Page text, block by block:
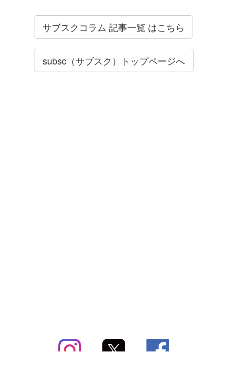
サブスクコラム 記事一覧 はこちら
subsc（サブスク）トップページへ